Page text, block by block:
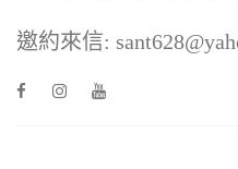
邀約來信: